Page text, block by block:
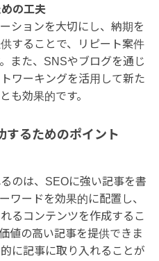
の工夫
ションを大切にし、納期を
することで、リピート案件
また、SNSやブログを通じ
ワーキングを活用して新た
も効果的です。
するためのポイント
のは、SEOに強い記事を書
ワードを効果的に配置し、
るコンテンツを作成するこ
値の高い記事を提供できま
に記事に取り入れることが